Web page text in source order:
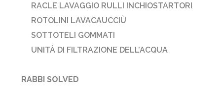
RACLE LAVAGGIO RULLI INCHIOSTARTORI
ROTOLINI LAVACAUCCIÙ
SOTTOTELI GOMMATI
UNITÀ DI FILTRAZIONE DELL’ACQUA
RABBI SOLVED